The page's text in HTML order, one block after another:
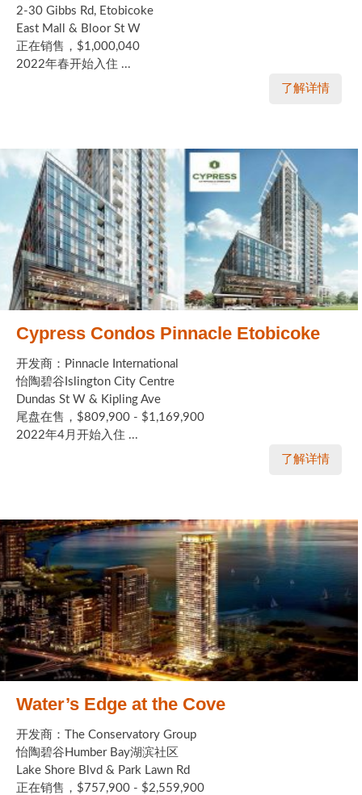
2-30 Gibbs Rd, Etobicoke
East Mall & Bloor St W
正在销售，$1,000,040
2022年春开始入住 ...
了解详情
Cypress Condos Pinnacle Etobicoke
开发商：Pinnacle International
怡陶碧谷Islington City Centre
Dundas St W & Kipling Ave
尾盘在售，$809,900 - $1,169,900
2022年4月开始入住 ...
了解详情
Water’s Edge at the Cove
开发商：The Conservatory Group
怡陶碧谷Humber Bay湖滨社区
Lake Shore Blvd & Park Lawn Rd
正在销售，$757,900 - $2,559,900